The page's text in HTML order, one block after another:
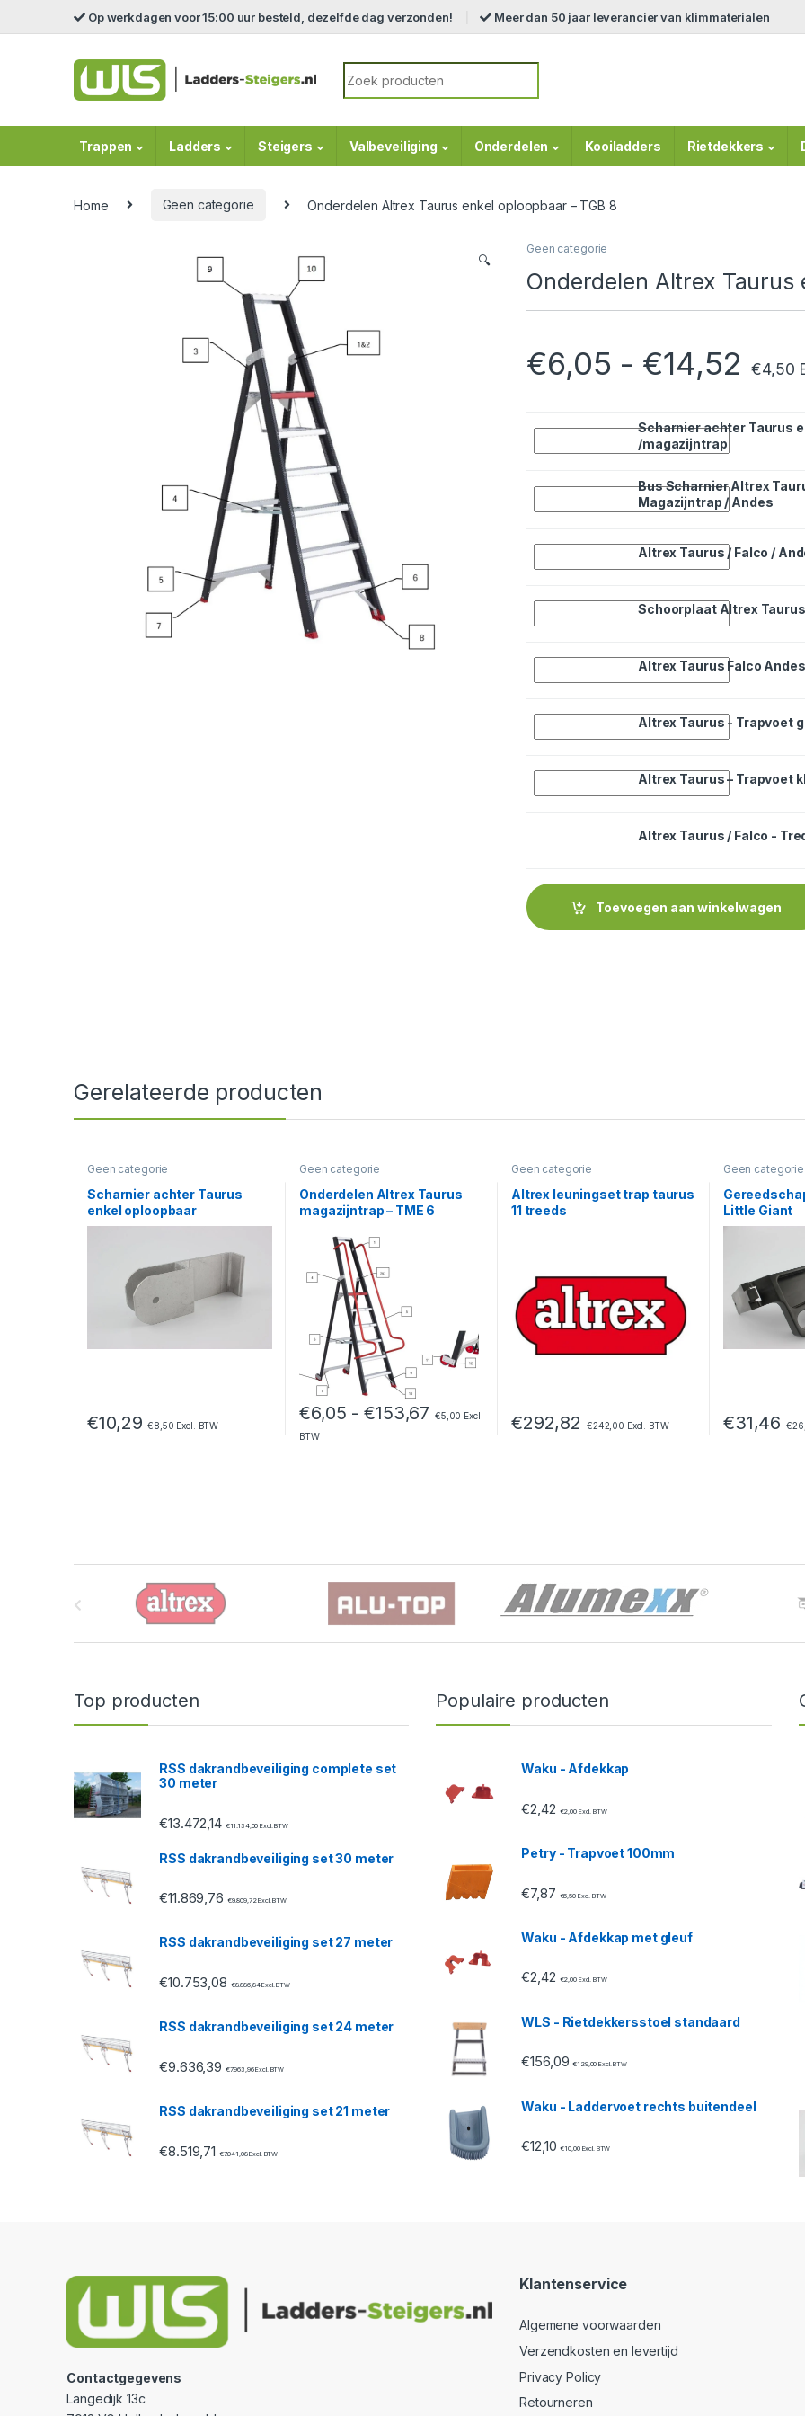
Skip to navigation
Skip to content Op werkdagen voor 15:00 uur besteld, dezelfde dag verzonden! Meer dan 50 jaar leverancier van klimmaterialen
Search for:
Trappen Ladders Steigers Valbeveiliging Onderdelen Kooiladders Rietdekkers
Home Geen categorie Onderdelen Altrex Taurus enkel oploopbaar – TGB 8
🔍
Geen categorie
Onderdelen Altrex Taurus
€6,05 - €14,52 €4,50
Scharnier achter Taurus
/magazijntrap
Bus Scharnier Altrex
Magazijntrap / Andes
Altrex Taurus / Falco /
Schoorplaat Altrex
Altrex Taurus Falco
Altrex Taurus - Trapvoet
Altrex Taurus – Trapvoet
Dit product heeft meerdere variaties. Deze
Altrex Taurus / Falco -
Toevoegen aan winkelwagen
Gerelateerde producten
Geen categorie
Scharnier achter Taurus
enkel oploopbaar
/magazijntrap
€10,29 €8,50 Excl. BTW
Geen categorie
Onderdelen Altrex Taurus
magazijntrap – TME 6
€6,05 - €153,67 Prijsklasse: €6,05 tot €153,67
€5,00 Excl.
BTW
Geen categorie
Altrex leuningset trap taurus
11 treeds
€292,82 €242,00 Excl. BTW
Geen categorie
Little Giant
€31,46 €
Top producten
RSS dakrandbeveiliging complete set
30 meter
€13.472,14 €11.134,00 Excl. BTW
RSS dakrandbeveiliging set 30 meter
€11.869,76 €9.809,72Excl. BTW
RSS dakrandbeveiliging set 27 meter
€10.753,08 €8.886,84Excl. BTW
RSS dakrandbeveiliging set 24 meter
€9.636,39 €7.963,96Excl. BTW
RSS dakrandbeveiliging set 21 meter
€8.519,71 €7.041,08Excl. BTW
Populaire producten
Waku - Afdekkap
€2,42 €2,00Excl. BTW
Petry - Trapvoet 100mm
€7,87 €6,50Excl. BTW
Waku - Afdekkap met gleuf
€2,42 €2,00Excl. BTW
WLS - Rietdekkersstoel standaard
€156,09 €129,00 Excl. BTW
Waku - Laddervoet rechts buitendeel
€12,10 €10,00Excl. BTW
Contactgegevens
Langedijk 13c
Klantenservice
Algemene voorwaarden
Verzendkosten en levertijd
Privacy Policy
Retourneren